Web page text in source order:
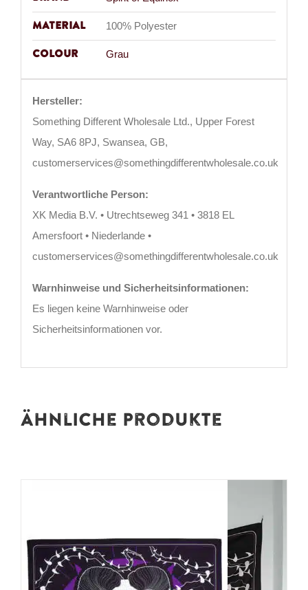
Material 100% Polyester
Colour Grau
Hersteller:
Something Different Wholesale Ltd., Upper Forest
Way, SA6 8PJ, Swansea, GB,
customerservices@somethingdifferentwholesale.co.uk
Verantwortliche Person:
XK Media B.V. • Utrechtseweg 341 • 3818 EL
Amersfoort • Niederlande •
customerservices@somethingdifferentwholesale.co.uk
Warnhinweise und Sicherheitsinformationen:
Es liegen keine Warnhinweise oder
Sicherheitsinformationen vor.
Ähnliche Produkte